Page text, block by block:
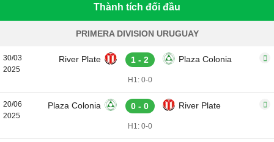
Thành tích đối đầu
PRIMERA DIVISION URUGUAY
30/03
2025
River Plate 1 - 2 Plaza Colonia
H1: 0-0
20/06
2025
Plaza Colonia 0 - 0 River Plate
H1: 0-0